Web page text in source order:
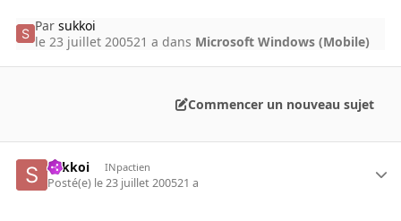
Parsukkoi
le 23 juillet 200521 a dans Microsoft Windows (Mobile)
Commencer un nouveau sujet
sukkoi INpactien
Posté(e) le 23 juillet 200521 a